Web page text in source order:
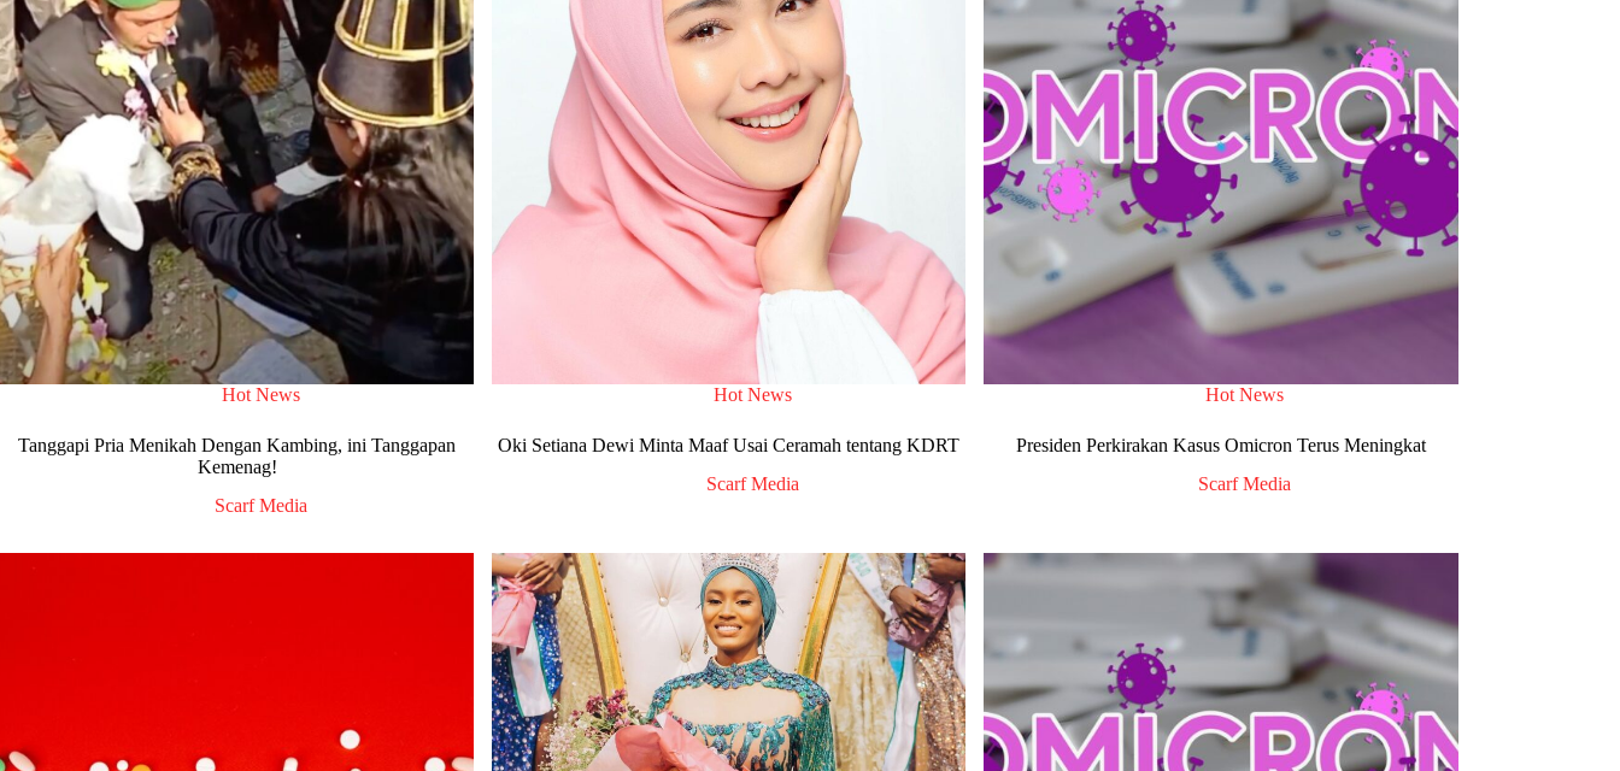
Hot News
Tanggapi Pria Menikah Dengan Kambing, ini Tanggapan
Kemenag!
Scarf Media
Hot News
Oki Setiana Dewi Minta Maaf Usai Ceramah tentang KDRT
Scarf Media
Hot News
Presiden Perkirakan Kasus Omicron Terus Meningkat
Scarf Media